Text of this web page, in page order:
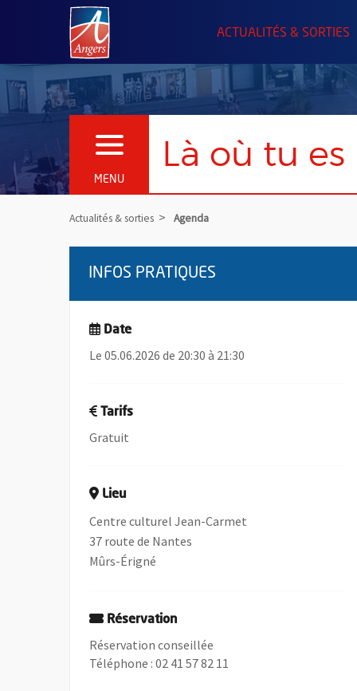
Angers.fr : Retour à l'accueil
ACTUALITÉS & SORTIES
MENU
OUVRIR LE MENU Là où tu es
Actualités & sorties Agenda
INFOS PRATIQUES
Date
Le 05.06.2026 de 20:30 à 21:30
Tarifs
Gratuit
Lieu
Centre culturel Jean-Carmet
37 route de Nantes
Mûrs-Érigné
Réservation
Réservation conseillée
Téléphone : 02 41 57 82 11